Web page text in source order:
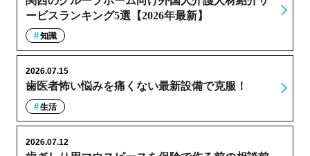
ービスランキング5選【2026年最新】
知識
歯医者怖い悩みを痛くない最新設備で克服！
2026.07.15
生活
2026.07.12